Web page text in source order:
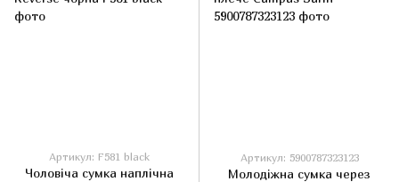
Артикул: F581 black
Чоловіча сумка наплічна
Артикул: 5900787323123
Молодіжна сумка через